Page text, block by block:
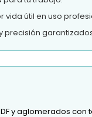
vida útil en uso
precisión
y aglomerados con